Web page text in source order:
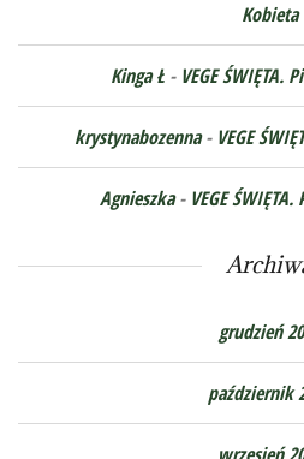
Kobieta
Kinga Ł- VEGE ŚWIĘTA.
krystynabozenna- VEGE
Agnieszka- VEGE
grudzień
październik